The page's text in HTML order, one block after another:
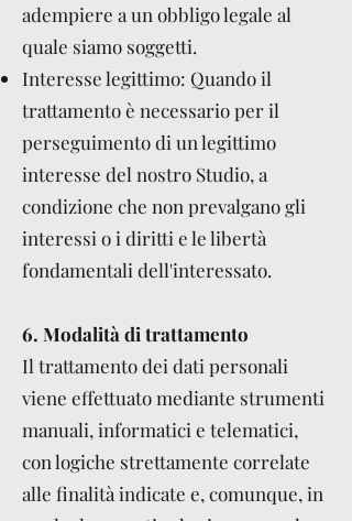
adempiere a un obbligo legale al
quale siamo soggetti.
Interesse legittimo: Quando il
trattamento è necessario per il
perseguimento di un legittimo
interesse del nostro Studio, a
condizione che non prevalgano gli
interessi o i diritti e le libertà
fondamentali dell'interessato.
6. Modalità di trattamento
Il trattamento dei dati personali
viene effettuato mediante strumenti
manuali, informatici e telematici,
con logiche strettamente correlate
alle finalità indicate e, comunque, in